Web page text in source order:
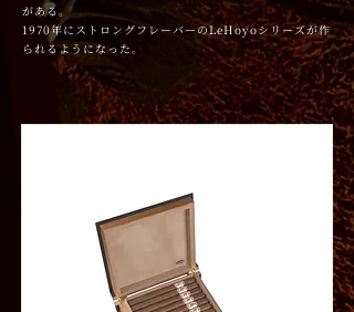
がある。
1970年にストロングフレーバーのLeHoyoシリーズが作
られるようになった。